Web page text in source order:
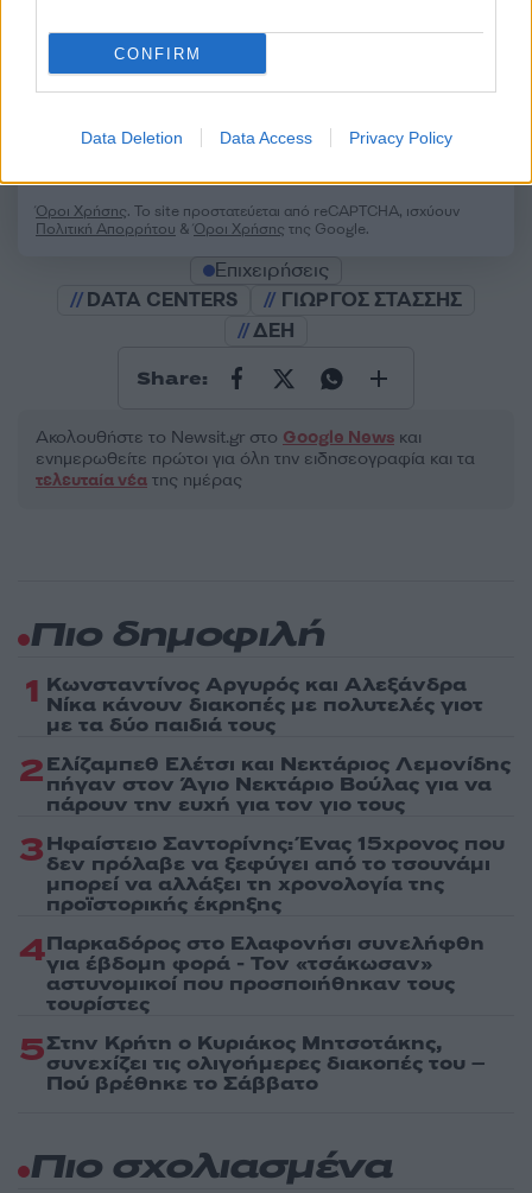
CONFIRM
Data Deletion Data Access Privacy Policy
Όροι Χρήσης. Το site προστατεύεται από reCAPTCHA, ισχύουν
Πολιτική Απορρήτου &Όροι Χρήσης της Google.
Επιχειρήσεις
DATA CENTERS
ΓΙΩΡΓΟΣ ΣΤΑΣΣΗΣ
ΔΕΗ
Share:
Ακολουθήστε το Νewsit.gr στο Google News και
ενημερωθείτε πρώτοι για όλη την ειδησεογραφία και τα
τελευταία νέα της ημέρας
Πιο δημοφιλή
1 Κωνσταντίνος Αργυρός και Αλεξάνδρα
Νίκα κάνουν διακοπές με πολυτελές γιοτ
με τα δύο παιδιά τους
2Ελίζαμπεθ Ελέτσι και Νεκτάριος Λεμονίδης
πήγαν στον Άγιο Νεκτάριο Βούλας για να
πάρουν την ευχή για τον γιο τους
3Ηφαίστειο Σαντορίνης: Ένας 15χρονος που
δεν πρόλαβε να ξεφύγει από το τσουνάμι
μπορεί να αλλάξει τη χρονολογία της
προϊστορικής έκρηξης
4Παρκαδόρος στο Ελαφονήσι συνελήφθη
για έβδομη φορά - Τον «τσάκωσαν»
αστυνομικοί που προσποιήθηκαν τους
τουρίστες
5Στην Κρήτη ο Κυριάκος Μητσοτάκης,
συνεχίζει τις ολιγοήμερες διακοπές του –
Πού βρέθηκε το Σάββατο
Πιο σχολιασμένα